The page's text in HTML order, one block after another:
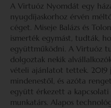
A Virtuóz Nyomdát egy
nyugdíjaskorhoz érvén
céget. Miseje Balázs és
ismerték egymást, tudták,
együttműködni. A Virtuóz
dolgoztak nekik
vételi ajánlatot tettek. 2019
mindenestől, és azóta
együtt érkezett a kapcsolati
munkatárs. Alapos